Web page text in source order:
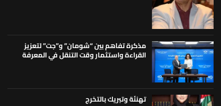
مذكرة تفاهم بين “شومان” و”جت” لتعزيز
القراءة واستثمار وقت التنقل في المعرفة
تهنئة وتبريك بالتخرج